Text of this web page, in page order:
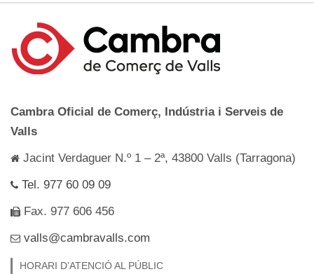
Cambra Oficial de Comerç, Indústria i Serveis de
Valls
Jacint Verdaguer N.º 1 – 2ª, 43800 Valls (Tarragona)
Tel. 977 60 09 09
Fax. 977 606 456
valls@cambravalls.com
HORARI D’ATENCIÓ AL PÚBLIC